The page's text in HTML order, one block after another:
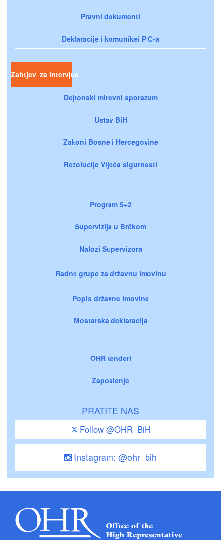
Pravni dokumenti
Deklaracije i komunikei PIC-a
Zahtjevi za intervjue
Dejtonski mirovni sporazum
Ustav BiH
Zakoni Bosne i Hercegovine
Rezolucije Vijeća sigurnosti
Program 5+2
Supervizija u Brčkom
Nalozi Supervizora
Radne grupe za državnu imovinu
Popis državne imovine
Mostarska deklaracija
OHR tenderi
Zaposlenje
PRATITE NAS
Follow @OHR_BiH
Instagram: @ohr_bih